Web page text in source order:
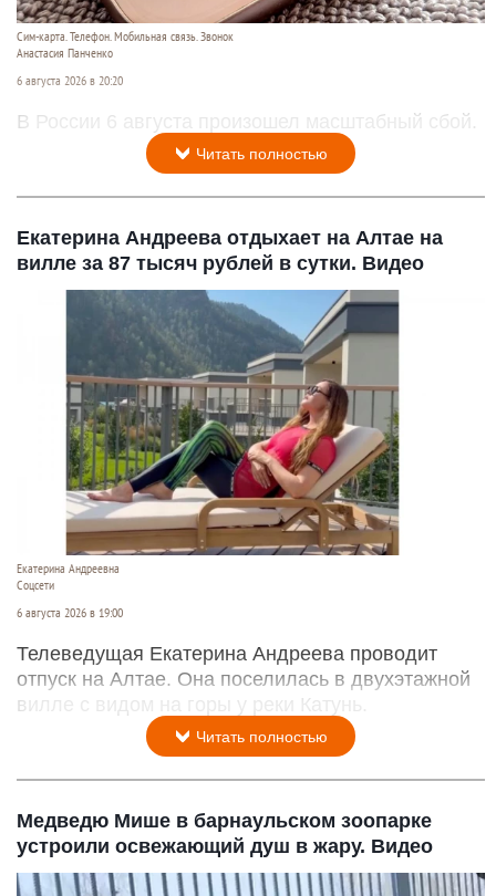
Сим-карта. Телефон. Мобильная связь. Звонок
Анастасия Панченко
6 августа 2026 в 20:20
В России 6 августа произошел масштабный сбой.
Читать полностью
Екатерина Андреева отдыхает на Алтае на
вилле за 87 тысяч рублей в сутки. Видео
Екатерина Андреевна
Соцсети
6 августа 2026 в 19:00
Телеведущая Екатерина Андреева проводит
отпуск на Алтае. Она поселилась в двухэтажной
вилле с видом на горы у реки Катунь.
Читать полностью
Медведю Мише в барнаульском зоопарке
устроили освежающий душ в жару. Видео